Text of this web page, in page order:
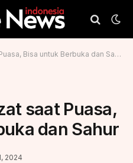
Bisa untuk Berbuka dan Sahur
saat Puasa,
dan Sahur
2024